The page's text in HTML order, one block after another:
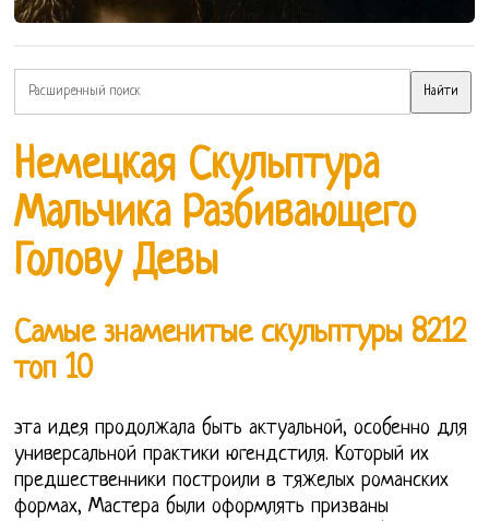
Немецкая Скульптура
Мальчика Разбивающего
Голову Девы
Самые знаменитые скульптуры 8212
топ 10
эта идея продолжала быть актуальной, особенно для
универсальной практики югендстиля. Который их
предшественники построили в тяжелых романских
формах, Мастера были оформлять призваны